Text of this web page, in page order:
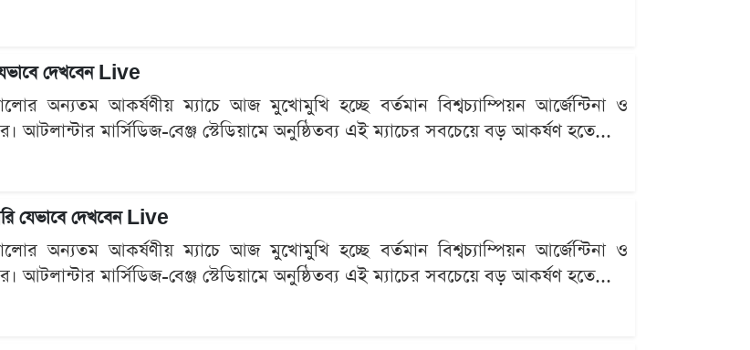
দেখবেন Live
অন্যতম আকর্ষণীয় ম্যাচে আজ মুখোমুখি হচ্ছে বর্তমান বিশ্বচ্যাম্পিয়ন আর্জেন্টিনা ও
আটলান্টার মার্সিডিজ-বেঞ্জ স্টেডিয়ামে অনুষ্ঠিতব্য এই ম্যাচের সবচেয়ে বড় আকর্ষণ হতে...
যেভাবে দেখবেন Live
অন্যতম আকর্ষণীয় ম্যাচে আজ মুখোমুখি হচ্ছে বর্তমান বিশ্বচ্যাম্পিয়ন আর্জেন্টিনা ও
আটলান্টার মার্সিডিজ-বেঞ্জ স্টেডিয়ামে অনুষ্ঠিতব্য এই ম্যাচের সবচেয়ে বড় আকর্ষণ হতে...